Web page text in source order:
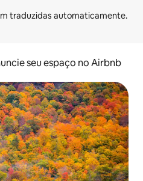
seu espaço no Airbnb